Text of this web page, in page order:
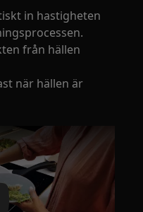
in hastigheten
från hällen
när hällen är